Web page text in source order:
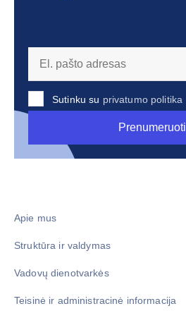
Sutinku su privatumo politika
Prenumeruoti
Apie mus
Struktūra ir valdymas
Vadovų dienotvarkės
Teisinė ir administracinė informacija